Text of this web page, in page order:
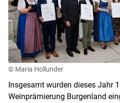
© Maria Hollunder
Insgesamt wurden dieses Jahr
Weinprämierung Burgenland